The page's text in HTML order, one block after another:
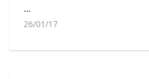
...
26/01/17